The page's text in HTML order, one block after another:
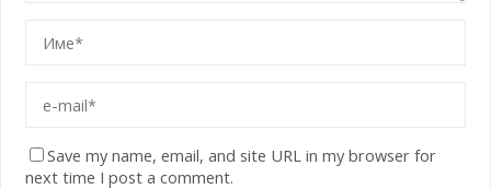
Save my name, email, and site URL in my browser for
next time I post a comment.